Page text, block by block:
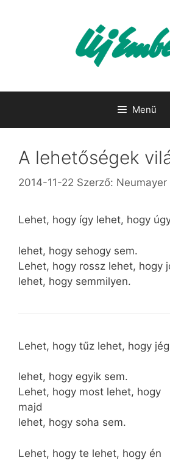
Menü
A lehetőségek
2014-11-22 Szerző:
Lehet, hogy így lehet, hogy
lehet, hogy sehogy sem.
Lehet, hogy rossz lehet, hogy
lehet, hogy semmilyen.
Lehet, hogy tűz lehet, hogy jég
lehet, hogy egyik sem.
Lehet, hogy most lehet, hogy
majd
lehet, hogy soha sem.
Lehet, hogy te lehet, hogy én